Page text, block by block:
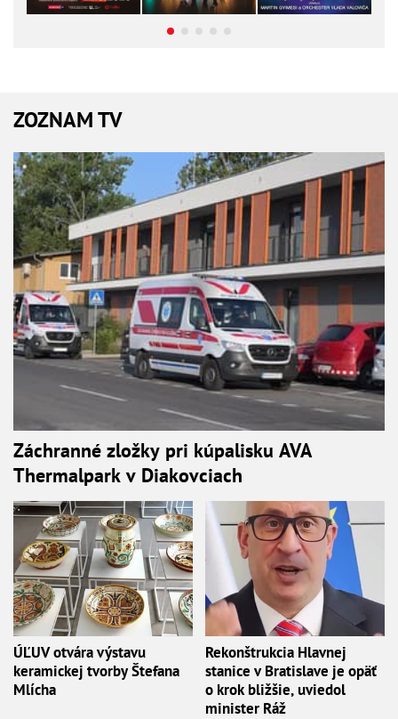
ZOZNAM TV
Záchranné zložky pri kúpalisku AVA
Thermalpark v Diakovciach
ÚĽUV otvára výstavu
keramickej tvorby Štefana
Mlícha
Rekonštrukcia Hlavnej
stanice v Bratislave je opäť
o krok bližšie, uviedol
minister Ráž